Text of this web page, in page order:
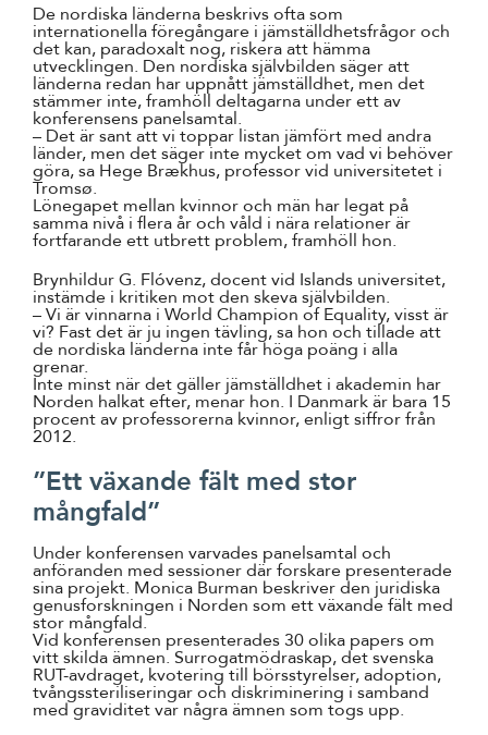
De nordiska länderna beskrivs ofta som
internationella föregångare i jämställdhetsfrågor och
det kan, paradoxalt nog, riskera att hämma
utvecklingen. Den nordiska självbilden säger att
länderna redan har uppnått jämställdhet, men det
stämmer inte, framhöll deltagarna under ett av
konferensens panelsamtal.
– Det är sant att vi toppar listan jämfört med andra
länder, men det säger inte mycket om vad vi behöver
göra, sa Hege Brækhus, professor vid universitetet i
Tromsø.
Lönegapet mellan kvinnor och män har legat på
samma nivå i flera år och våld i nära relationer är
fortfarande ett utbrett problem, framhöll hon.
Brynhildur G. Flóvenz, docent vid Islands universitet,
instämde i kritiken mot den skeva självbilden.
– Vi är vinnarna i World Champion of Equality, visst är
vi? Fast det är ju ingen tävling, sa hon och tillade att
de nordiska länderna inte får höga poäng i alla
grenar.
Inte minst när det gäller jämställdhet i akademin har
Norden halkat efter, menar hon. I Danmark är bara 15
procent av professorerna kvinnor, enligt siffror från
2012.
”Ett växande fält med stor
mångfald”
Under konferensen varvades panelsamtal och
anföranden med sessioner där forskare presenterade
sina projekt. Monica Burman beskriver den juridiska
genusforskningen i Norden som ett växande fält med
stor mångfald.
Vid konferensen presenterades 30 olika papers om
vitt skilda ämnen. Surrogatmödraskap, det svenska
RUT-avdraget, kvotering till börsstyrelser, adoption,
tvångssteriliseringar och diskriminering i samband
med graviditet var några ämnen som togs upp.